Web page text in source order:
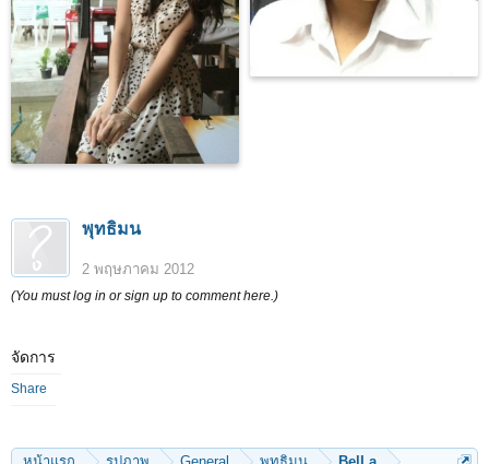
พุทธิมน
2 พฤษภาคม 2012
(You must log in or sign up to comment here.)
จัดการ
Share